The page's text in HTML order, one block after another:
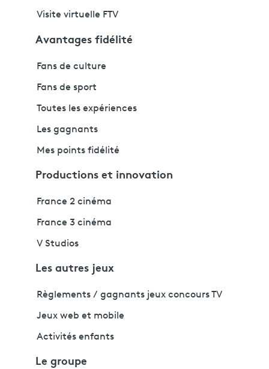
Visite virtuelle FTV
Avantages fidélité
Fans de culture
Fans de sport
Toutes les expériences
Les gagnants
Mes points fidélité
Productions et innovation
France 2 cinéma
France 3 cinéma
V Studios
Les autres jeux
Règlements / gagnants jeux concours TV
Jeux web et mobile
Activités enfants
Le groupe